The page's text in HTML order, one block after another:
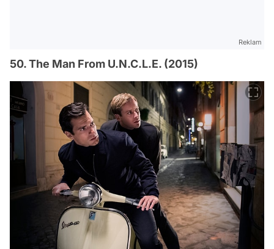
Reklam
50. The Man From U.N.C.L.E. (2015)